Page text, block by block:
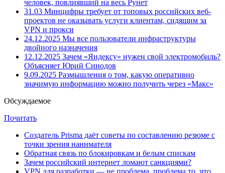
человек, повлиявший на весь Рунет
31.03 Минцифры требует от топовых российских веб-
проектов не оказывать услуги клиентам, сидящим за
VPN и прокси
24.12.2025 Мы все пользователи инфраструктуры
двойного назначения
12.12.2025 Зачем «Яндексу» нужен свой электромобиль?
Объясняет Юрий Синодов
9.09.2025 Размышления о том, какую оперативно
значимую информацию можно получить через «Макс»
Обсуждаемое
Почитать
Создатель Prisma даёт советы по составлению резюме с
точки зрения нанимателя
Обратная связь по блокировкам и белым спискам
Зачем российский интернет ломают санкциями?
VPN для разработки — не проблема, проблема то, что